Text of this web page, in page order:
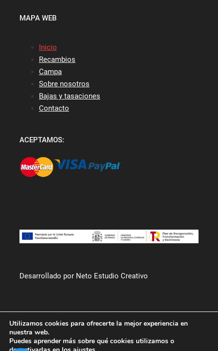
MAPA WEB
Inicio
Recambios
Campa
Sobre nosotros
Bajas y tasaciones
Contacto
ACEPTAMOS:
Desarrollado por Neto Estudio Creativo
Utilizamos cookies para ofrecerte la mejor experiencia en
nuestra web.
Puedes aprender más sobre qué cookies utilizamos o